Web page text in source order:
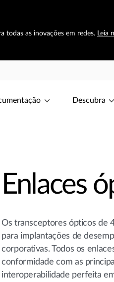
todas as inovações em redes. Leia
Descubra
Enlaces
Os transceptores ópticos de
para implantações de
corporativas. Todos os
conformidade com as
interoperabilidade perfeita